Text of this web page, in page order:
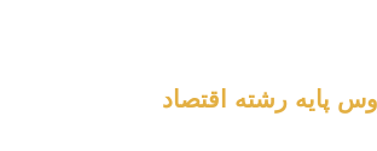
پایه رشته اقتصاد